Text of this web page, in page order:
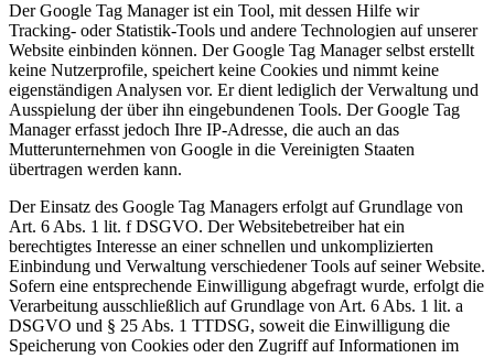
Der Google Tag Manager ist ein Tool, mit dessen Hilfe wir
Tracking- oder Statistik-Tools und andere Technologien auf unserer
Website einbinden können. Der Google Tag Manager selbst erstellt
keine Nutzerprofile, speichert keine Cookies und nimmt keine
eigenständigen Analysen vor. Er dient lediglich der Verwaltung und
Ausspielung der über ihn eingebundenen Tools. Der Google Tag
Manager erfasst jedoch Ihre IP-Adresse, die auch an das
Mutterunternehmen von Google in die Vereinigten Staaten
übertragen werden kann.
Der Einsatz des Google Tag Managers erfolgt auf Grundlage von
Art. 6 Abs. 1 lit. f DSGVO. Der Websitebetreiber hat ein
berechtigtes Interesse an einer schnellen und unkomplizierten
Einbindung und Verwaltung verschiedener Tools auf seiner Website.
Sofern eine entsprechende Einwilligung abgefragt wurde, erfolgt die
Verarbeitung ausschließlich auf Grundlage von Art. 6 Abs. 1 lit. a
DSGVO und § 25 Abs. 1 TTDSG, soweit die Einwilligung die
Speicherung von Cookies oder den Zugriff auf Informationen im